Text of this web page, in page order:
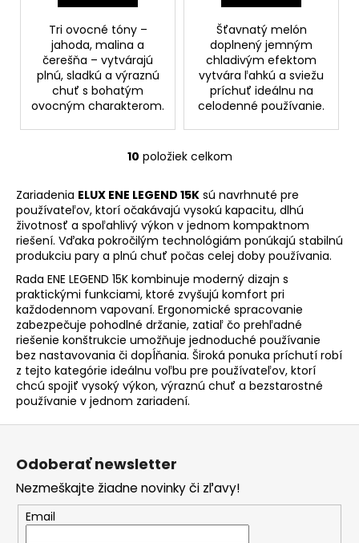
Tri ovocné tóny –
jahoda, malina a
čerešňa – vytvárajú
plnú, sladkú a výraznú
chuť s bohatým
ovocným charakterom.
Šťavnatý melón
doplnený jemným
chladivým efektom
vytvára ľahkú a sviežu
príchuť ideálnu na
celodenné používanie.
O
l
á
d
a
c
i
e
p
r
v
k
y
v
ý
s
u
10 položiek celkom
Zariadenia ELUX ENE LEGEND 15K sú navrhnuté pre
používateľov, ktorí očakávajú vysokú kapacitu, dlhú
životnosť a spoľahlivý výkon v jednom kompaktnom
riešení. Vďaka pokročilým technológiám ponúkajú stabilnú
produkciu pary a plnú chuť počas celej doby používania.
Rada ENE LEGEND 15K kombinuje moderný dizajn s
praktickými funkciami, ktoré zvyšujú komfort pri
každodennom vapovaní. Ergonomické spracovanie
zabezpečuje pohodlné držanie, zatiaľ čo prehľadné
riešenie konštrukcie umožňuje jednoduché používanie
bez nastavovania či dopĺňania. Široká ponuka príchutí robí
z tejto kategórie ideálnu voľbu pre používateľov, ktorí
chcú spojiť vysoký výkon, výraznú chuť a bezstarostné
používanie v jednom zariadení.
Z
Odoberať newsletter
Nezmeškajte žiadne novinky či zľavy!
Email